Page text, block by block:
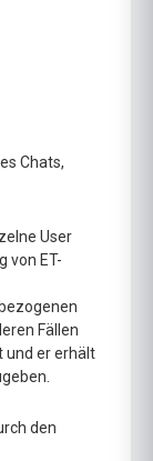
Chats,
User
von ET-
Fällen
und er erhält
den